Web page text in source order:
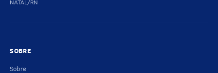
NATAL/RN
SOBRE
Sobre